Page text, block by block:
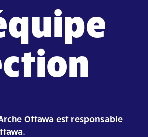
Ottawa est responsable